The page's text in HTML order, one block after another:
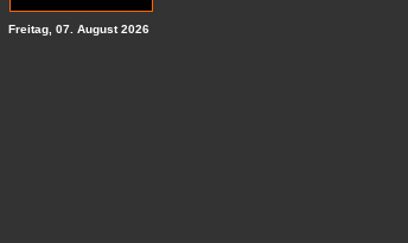
Freitag, 07. August 2026